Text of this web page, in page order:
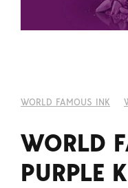
WORLD FAMOUS INK
WORLD
PURPLE